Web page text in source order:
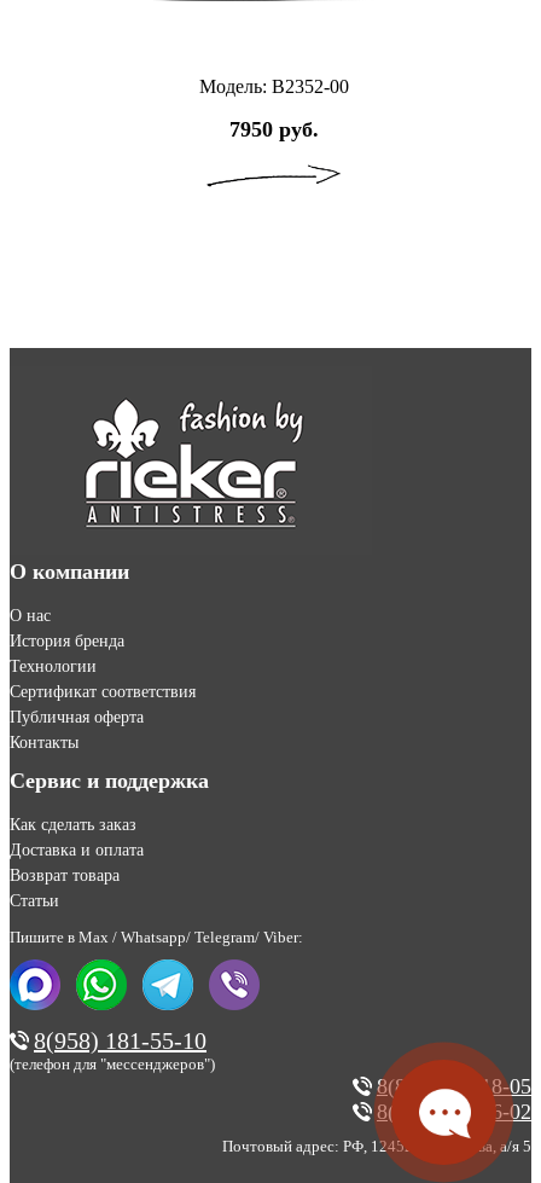
Модель: B2352-00
7950 руб.
О компании
О нас
История бренда
Технологии
Сертификат соответствия
Публичная оферта
Контакты
Сервис и поддержка
Как сделать заказ
Доставка и оплата
Возврат товара
Статьи
Пишите в Max / Whatsapp/ Telegram/ Viber:
8(958) 181-55-10
(телефон для "мессенджеров")
8(800) 200-18-05
8(495) 123-46-02
Почтовый адрес: РФ, 124527, г. Москва, а/я 5